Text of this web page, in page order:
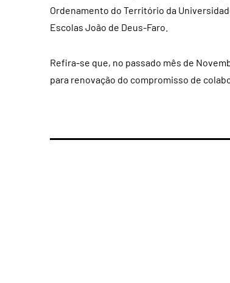
Ordenamento do Território da
Escolas João de Deus-Faro.
Refira-se que, no passado mês de
para renovação do compromisso de